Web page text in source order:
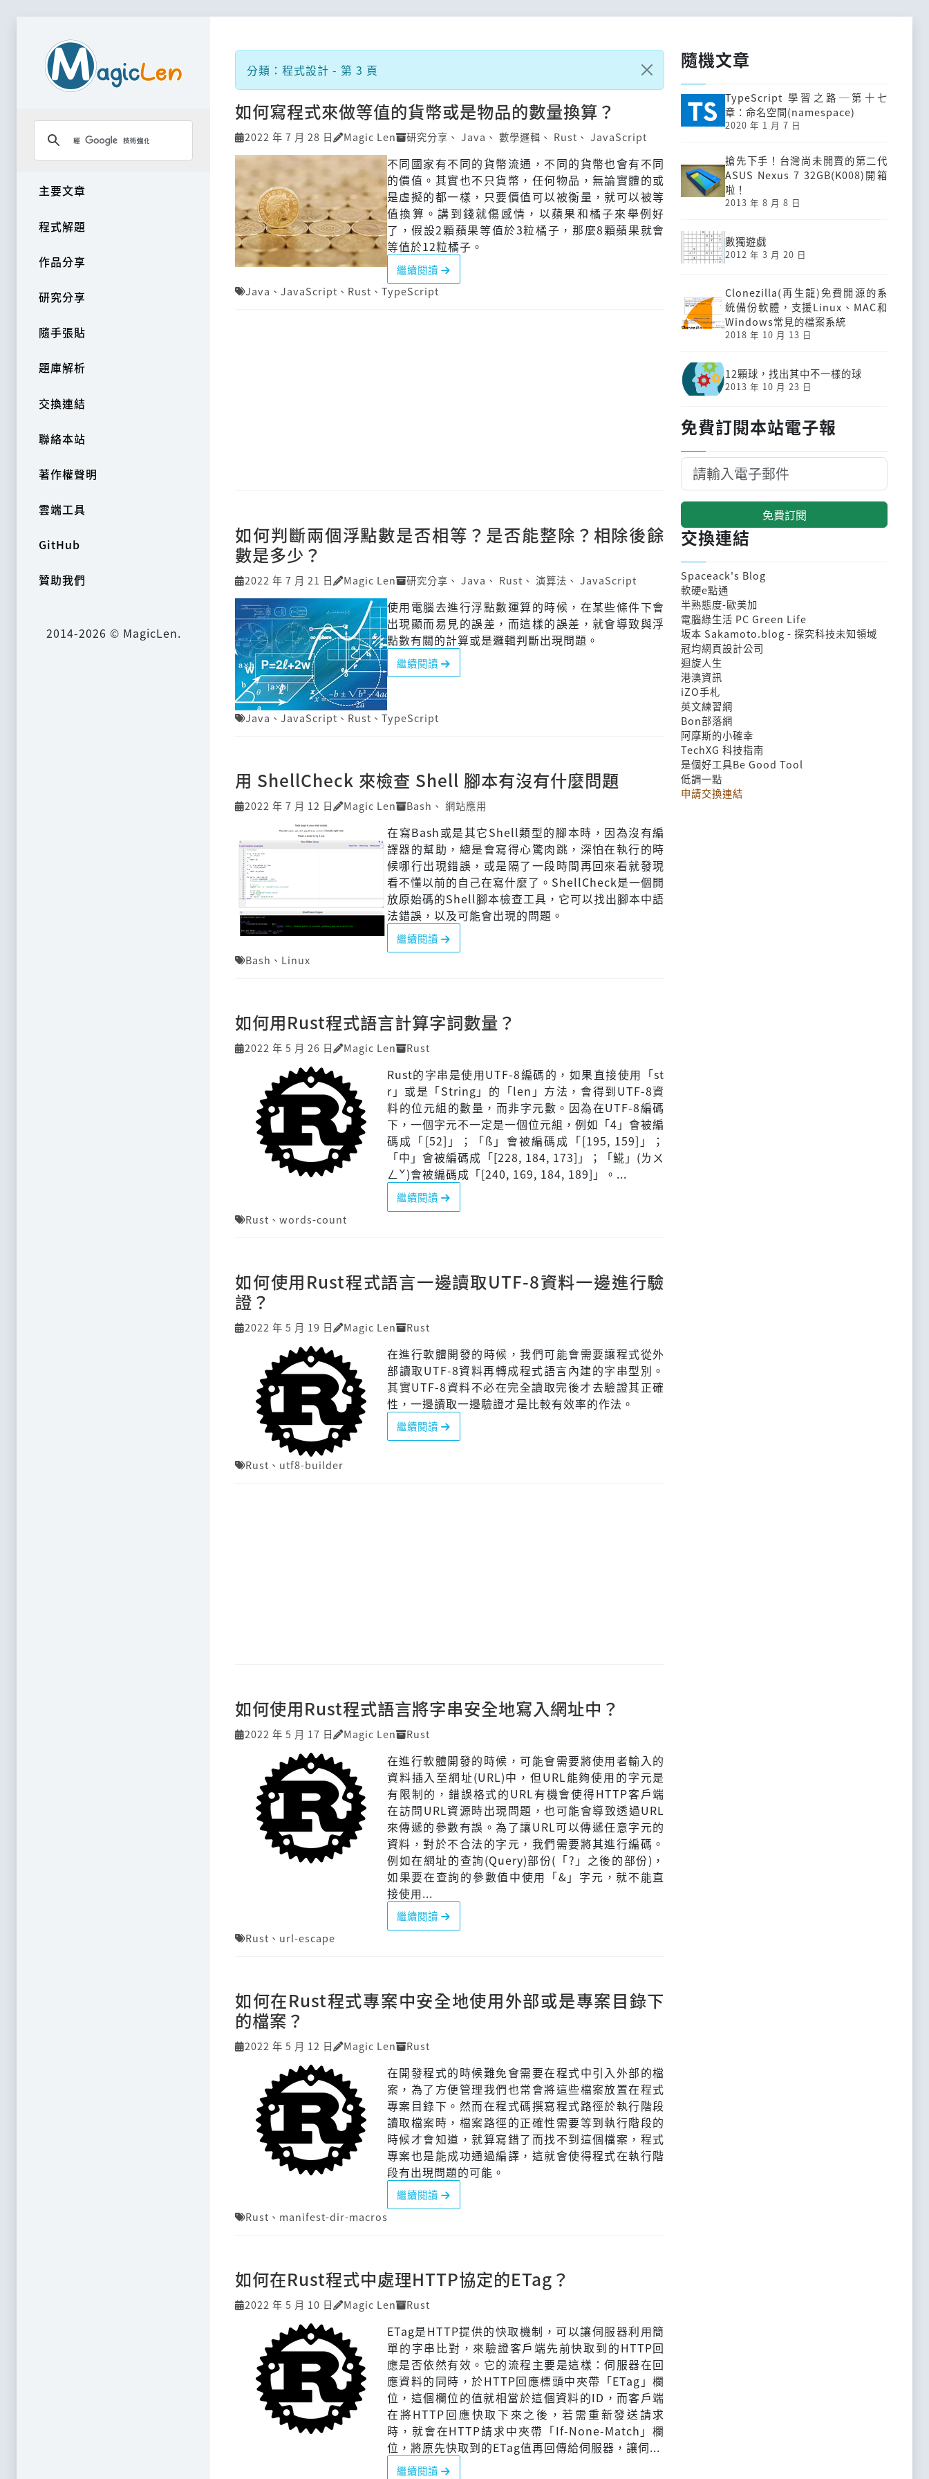
主要文章
程式解題
作品分享
研究分享
隨手張貼
題庫解析
交換連結
聯絡本站
著作權聲明
雲端工具
GitHub
贊助我們
2014-2026 © MagicLen.
分類：程式設計 - 第 3 頁
如何寫程式來做等值的貨幣或是物品的數量換算？
2022 年 7 月 28 日 Magic Len 研究分享 、 Java 、 數學邏輯 、 Rust 、 JavaScript
不同國家有不同的貨幣流通，不同的貨幣也會有不同
的價值。其實也不只貨幣，任何物品，無論實體的或
是虛擬的都一樣，只要價值可以被衡量，就可以被等
值換算。講到錢就傷感情，以蘋果和橘子來舉例好
了，假設2顆蘋果等值於3粒橘子，那麼8顆蘋果就會
等值於12粒橘子。
繼續閱讀
Java 、 JavaScript 、 Rust 、 TypeScript
如何判斷兩個浮點數是否相等？是否能整除？相除後餘
數是多少？
2022 年 7 月 21 日 Magic Len 研究分享 、 Java 、 Rust 、 演算法 、 JavaScript
使用電腦去進行浮點數運算的時候，在某些條件下會
出現顯而易見的誤差，而這樣的誤差，就會導致與浮
點數有關的計算或是邏輯判斷出現問題。
繼續閱讀
Java 、 JavaScript 、 Rust 、 TypeScript
用 ShellCheck 來檢查 Shell 腳本有沒有什麼問題
2022 年 7 月 12 日 Magic Len Bash 、 網站應用
在寫Bash或是其它Shell類型的腳本時，因為沒有編
譯器的幫助，總是會寫得心驚肉跳，深怕在執行的時
候哪行出現錯誤，或是隔了一段時間再回來看就發現
看不懂以前的自己在寫什麼了。ShellCheck是一個開
放原始碼的Shell腳本檢查工具，它可以找出腳本中語
法錯誤，以及可能會出現的問題。
繼續閱讀
Bash 、 Linux
如何用Rust程式語言計算字詞數量？
2022 年 5 月 26 日 Magic Len Rust
Rust的字串是使用UTF-8編碼的，如果直接使用「st
r」或是「String」的「len」方法，會得到UTF-8資
料的位元組的數量，而非字元數。因為在UTF-8編碼
下，一個字元不一定是一個位元組，例如「4」會被編
碼成「[52]」；「ß」會被編碼成「[195, 159]」；
「中」會被編碼成「[228, 184, 173]」；「𩸽」(ㄌㄨ
ㄥˇ)會被編碼成「[240, 169, 184, 189]」。...
繼續閱讀
Rust 、 words-count
如何使用Rust程式語言一邊讀取UTF-8資料一邊進行驗
證？
2022 年 5 月 19 日 Magic Len Rust
在進行軟體開發的時候，我們可能會需要讓程式從外
部讀取UTF-8資料再轉成程式語言內建的字串型別。
其實UTF-8資料不必在完全讀取完後才去驗證其正確
性，一邊讀取一邊驗證才是比較有效率的作法。
繼續閱讀
Rust 、 utf8-builder
如何使用Rust程式語言將字串安全地寫入網址中？
2022 年 5 月 17 日 Magic Len Rust
在進行軟體開發的時候，可能會需要將使用者輸入的
資料插入至網址(URL)中，但URL能夠使用的字元是
有限制的，錯誤格式的URL有機會使得HTTP客戶端
在訪問URL資源時出現問題，也可能會導致透過URL
來傳遞的參數有誤。為了讓URL可以傳遞任意字元的
資料，對於不合法的字元，我們需要將其進行編碼。
例如在網址的查詢(Query)部份(「?」之後的部份)，
如果要在查詢的參數值中使用「&」字元，就不能直
接使用...
繼續閱讀
Rust 、 url-escape
如何在Rust程式專案中安全地使用外部或是專案目錄下
的檔案？
2022 年 5 月 12 日 Magic Len Rust
在開發程式的時候難免會需要在程式中引入外部的檔
案，為了方便管理我們也常會將這些檔案放置在程式
專案目錄下。然而在程式碼撰寫程式路徑於執行階段
讀取檔案時，檔案路徑的正確性需要等到執行階段的
時候才會知道，就算寫錯了而找不到這個檔案，程式
專案也是能成功通過編譯，這就會使得程式在執行階
段有出現問題的可能。
繼續閱讀
Rust 、 manifest-dir-macros
如何在Rust程式中處理HTTP協定的ETag？
2022 年 5 月 10 日 Magic Len Rust
ETag是HTTP提供的快取機制，可以讓伺服器利用簡
單的字串比對，來驗證客戶端先前快取到的HTTP回
應是否依然有效。它的流程主要是這樣：伺服器在回
應資料的同時，於HTTP回應標頭中夾帶「ETag」欄
位，這個欄位的值就相當於這個資料的ID，而客戶端
在將HTTP回應快取下來之後，若需重新發送請求
時，就會在HTTP請求中夾帶「If-None-Match」欄
位，將原先快取到的ETag值再回傳給伺服器，讓伺...
繼續閱讀
隨機文章
TypeScript 學習之路─第十七
章：命名空間(namespace)
2020 年 1 月 7 日
搶先下手！台灣尚未開賣的第二代
ASUS Nexus 7 32GB(K008)開箱
啦！
2013 年 8 月 8 日
數獨遊戲
2012 年 3 月 20 日
Clonezilla(再生龍)免費開源的系
統備份軟體，支援Linux、MAC和
Windows常見的檔案系統
2018 年 10 月 13 日
12顆球，找出其中不一樣的球
2013 年 10 月 23 日
免費訂閱本站電子報
免費訂閱
交換連結
Spaceack's Blog
軟硬e點通
半熟態度-歐美加
電腦綠生活 PC Green Life
坂本 Sakamoto.blog - 探究科技未知領域
冠均網頁設計公司
迴旋人生
港澳資訊
iZO手札
英文練習網
Bon部落網
阿摩斯的小確幸
TechXG 科技指南
是個好工具Be Good Tool
低調一點
申請交換連結